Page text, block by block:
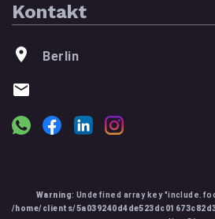
Kontakt
Berlin
Warning: Undefined array key
/home/clients/